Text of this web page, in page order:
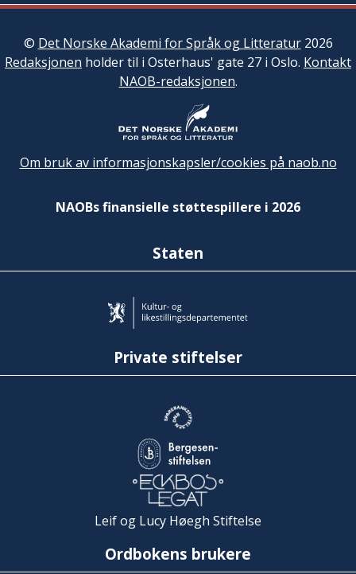
© Det Norske Akademi for Språk og Litteratur2026
Redaksjonen holder til i Osterhaus' gate 27 i Oslo. Kontakt
NAOB-redaksjonen.
Om bruk av informasjonskapsler/cookies på naob.no
NAOBs finansielle støttespillere i 2026
Staten
Private stiftelser
Leif og Lucy Høegh Stiftelse
Ordbokens brukere